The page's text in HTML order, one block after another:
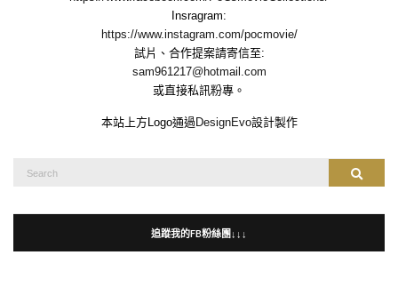
Insragram:
https://www.instagram.com/pocmovie/
試片、合作提案請寄信至:
sam961217@hotmail.com
或直接私訊粉專。
本站上方Logo通過 DesignEvo設計製作
Search
Search
追蹤我的FB粉絲團↓↓↓